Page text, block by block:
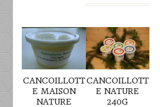
CANCOILLOTT
E MAISON
NATURE
CANCOILLOTT
E NATURE
240G